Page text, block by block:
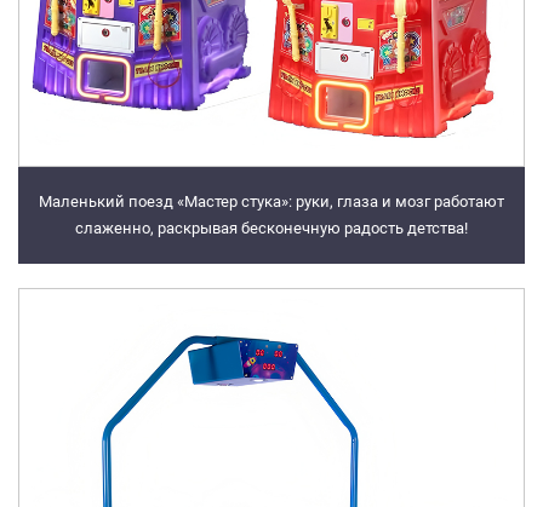
Маленький поезд «Мастер стука»: руки, глаза и мозг работают
слаженно, раскрывая бесконечную радость детства!